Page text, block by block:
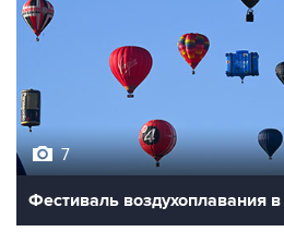
7
Фестиваль воздухоплавания